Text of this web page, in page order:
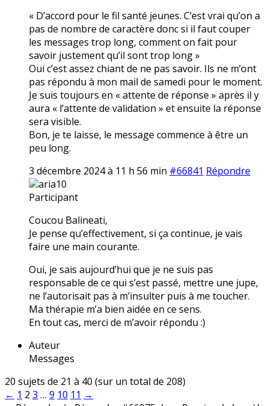
« D’accord pour le fil santé jeunes. C’est vrai qu’on a
pas de nombre de caractère donc si il faut couper
les messages trop long, comment on fait pour
savoir justement qu’il sont trop long »
Oui c’est assez chiant de ne pas savoir. Ils ne m’ont
pas répondu à mon mail de samedi pour le moment.
Je suis toujours en « attente de réponse » après il y
aura « l’attente de validation » et ensuite la réponse
sera visible.
Bon, je te laisse, le message commence à être un
peu long.
3 décembre 2024 à 11 h 56 min #66841 Répondre
aria10
Participant
Coucou Balineati,
Je pense qu’effectivement, si ça continue, je vais
faire une main courante.
Oui, je sais aujourd’hui que je ne suis pas
responsable de ce qui s’est passé, mettre une jupe,
ne l’autorisait pas à m’insulter puis à me toucher.
Ma thérapie m’a bien aidée en ce sens.
En tout cas, merci de m’avoir répondu :)
Auteur
Messages
20 sujets de 21 à 40 (sur un total de 208)
← 1 2 3 … 9 10 11 →